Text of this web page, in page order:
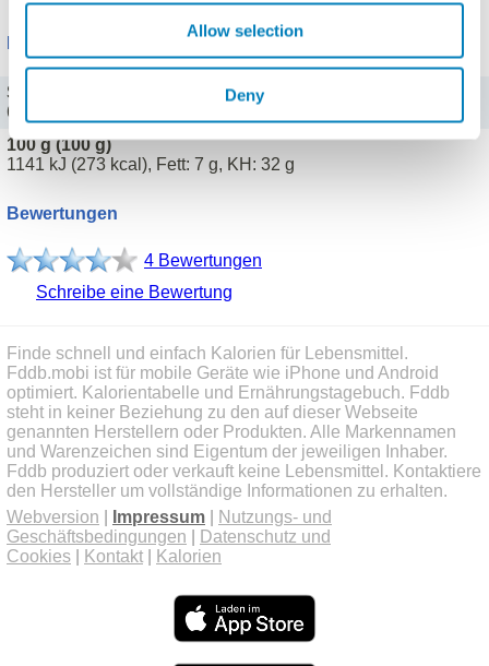
Allow selection
Deny
Scheibe (55 g)
628 kJ (150 kcal), Fett: 3,9 g, KH: 17,6 g
100 g (100 g)
1141 kJ (273 kcal), Fett: 7 g, KH: 32 g
Bewertungen
4 Bewertungen
Schreibe eine Bewertung
Finde schnell und einfach Kalorien für Lebensmittel.
Fddb.mobi ist für mobile Geräte wie iPhone und Android
optimiert. Kalorientabelle und Ernährungstagebuch. Fddb
steht in keiner Beziehung zu den auf dieser Webseite
genannten Herstellern oder Produkten. Alle Markennamen
und Warenzeichen sind Eigentum der jeweiligen Inhaber.
Fddb produziert oder verkauft keine Lebensmittel. Kontaktiere
den Hersteller um vollständige Informationen zu erhalten.
Webversion
Impressum
Nutzungs- und
Geschäftsbedingungen
Datenschutz und
Cookies
Kontakt Kalorien